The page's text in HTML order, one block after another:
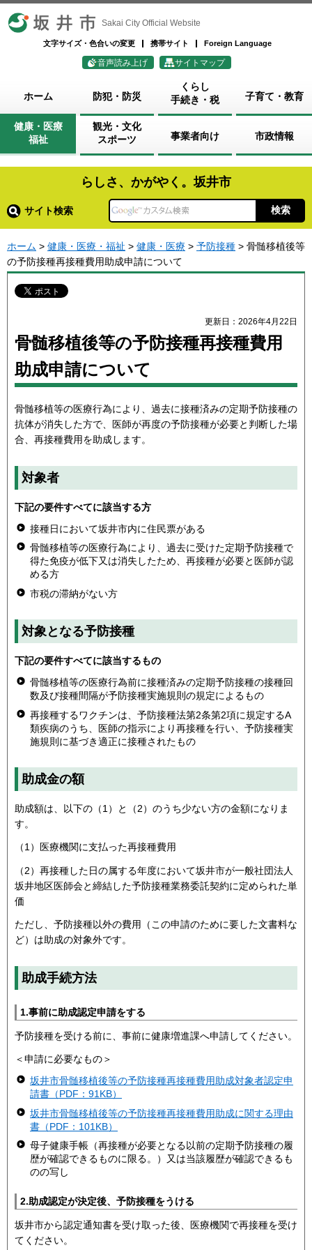
坂井市 Sakai City Official Website
文字サイズ・色合いの変更 携帯サイト Foreign Language
音声読み上げ サイトマップ
ホーム 防犯・防災
くらし
手続き・税
子育て・教育
健康・医療
福祉
観光・文化
スポーツ
事業者向け 市政情報
らしさ、かがやく。坂井市
サイト検索
ホーム > 健康・医療・福祉 > 健康・医療 > 予防接種 > 骨髄移植後等
の予防接種再接種費用助成申請について
更新日：2026年4月22日
骨髄移植後等の予防接種再接種費用
助成申請について
骨髄移植等の医療行為により、過去に接種済みの定期予防接種の
抗体が消失した方で、医師が再度の予防接種が必要と判断した場
合、再接種費用を助成します。
対象者
下記の要件すべてに該当する方
接種日において坂井市内に住民票がある
骨髄移植等の医療行為により、過去に受けた定期予防接種で
得た免疫が低下又は消失したため、再接種が必要と医師が認
める方
市税の滞納がない方
対象となる予防接種
下記の要件すべてに該当するもの
骨髄移植等の医療行為前に接種済みの定期予防接種の接種回
数及び接種間隔が予防接種実施規則の規定によるもの
再接種するワクチンは、予防接種法第2条第2項に規定するA
類疾病のうち、医師の指示により再接種を行い、予防接種実
施規則に基づき適正に接種されたもの
助成金の額
助成額は、以下の（1）と（2）のうち少ない方の金額になりま
す。
（1）医療機関に支払った再接種費用
（2）再接種した日の属する年度において坂井市が一般社団法人
坂井地区医師会と締結した予防接種業務委託契約に定められた単
価
ただし、予防接種以外の費用（この申請のために要した文書料な
ど）は助成の対象外です。
助成手続方法
1.事前に助成認定申請をする
予防接種を受ける前に、事前に健康増進課へ申請してください。
＜申請に必要なもの＞​​​​​​
坂井市骨髄移植後等の予防接種再接種費用助成対象者認定申
請書（PDF：91KB）
坂井市骨髄移植後等の予防接種再接種費用助成に関する理由
書（PDF：101KB）
母子健康手帳（再接種が必要となる以前の定期予防接種の履
歴が確認できるものに限る。）又は当該履歴が確認できるも
のの写し
2.助成認定が決定後、予防接種をうける
坂井市から認定通知書を受け取った後、医療機関で再接種を受け
てください。